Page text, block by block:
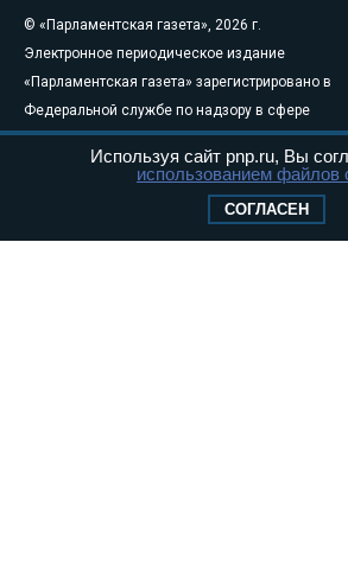
© «Парламентская газета», 2026 г.
Электронное периодическое издание
«Парламентская газета» зарегистрировано в
Федеральной службе по надзору в сфере
связи, информационных технологий и
массовых коммуникаций (Роскомнадзор) 05
Свидетельство о регистрации Эл № ФС77-
Используя сайт pnp.ru, Вы
использованием файлов
СОГЛАСЕН